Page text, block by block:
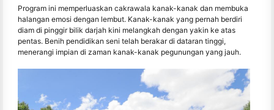
Program ini memperluaskan cakrawala kanak-kanak dan membuka
halangan emosi dengan lembut. Kanak-kanak yang pernah berdiri
diam di pinggir bilik darjah kini melangkah dengan yakin ke atas
pentas. Benih pendidikan seni telah berakar di dataran tinggi,
menerangi impian di zaman kanak-kanak pegunungan yang jauh.